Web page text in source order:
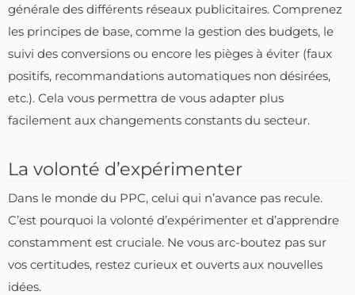
générale des différents réseaux publicitaires. Comprenez
les principes de base, comme la gestion des budgets, le
suivi des conversions ou encore les pièges à éviter (faux
positifs, recommandations automatiques non désirées,
etc.). Cela vous permettra de vous adapter plus
facilement aux changements constants du secteur.
La volonté d’expérimenter
Dans le monde du PPC, celui qui n’avance pas recule.
C’est pourquoi la volonté d’expérimenter et d’apprendre
constamment est cruciale. Ne vous arc-boutez pas sur
vos certitudes, restez curieux et ouverts aux nouvelles
idées.